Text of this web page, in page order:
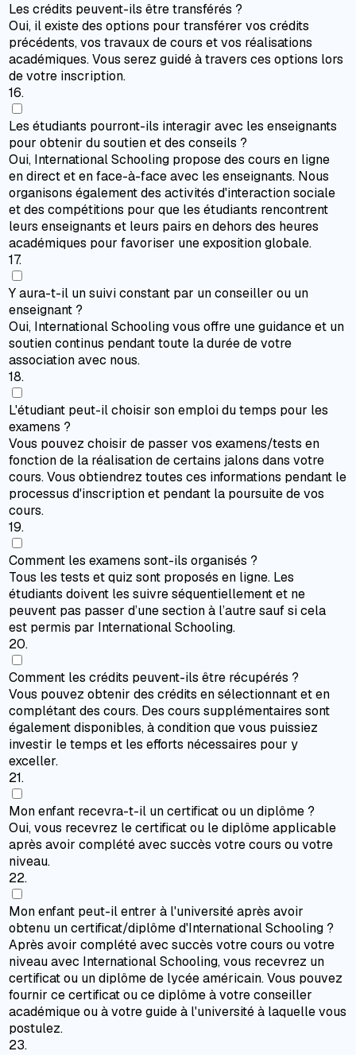
Les crédits peuvent-ils être transférés ?
Oui, il existe des options pour transférer vos crédits
précédents, vos travaux de cours et vos réalisations
académiques. Vous serez guidé à travers ces options lors
de votre inscription.
16.
Les étudiants pourront-ils interagir avec les enseignants
pour obtenir du soutien et des conseils ?
Oui, International Schooling propose des cours en ligne
en direct et en face-à-face avec les enseignants. Nous
organisons également des activités d'interaction sociale
et des compétitions pour que les étudiants rencontrent
leurs enseignants et leurs pairs en dehors des heures
académiques pour favoriser une exposition globale.
17.
Y aura-t-il un suivi constant par un conseiller ou un
enseignant ?
Oui, International Schooling vous offre une guidance et un
soutien continus pendant toute la durée de votre
association avec nous.
18.
L'étudiant peut-il choisir son emploi du temps pour les
examens ?
Vous pouvez choisir de passer vos examens/tests en
fonction de la réalisation de certains jalons dans votre
cours. Vous obtiendrez toutes ces informations pendant le
processus d'inscription et pendant la poursuite de vos
cours.
19.
Comment les examens sont-ils organisés ?
Tous les tests et quiz sont proposés en ligne. Les
étudiants doivent les suivre séquentiellement et ne
peuvent pas passer d’une section à l’autre sauf si cela
est permis par International Schooling.
20.
Comment les crédits peuvent-ils être récupérés ?
Vous pouvez obtenir des crédits en sélectionnant et en
complétant des cours. Des cours supplémentaires sont
également disponibles, à condition que vous puissiez
investir le temps et les efforts nécessaires pour y
exceller.
21.
Mon enfant recevra-t-il un certificat ou un diplôme ?
Oui, vous recevrez le certificat ou le diplôme applicable
après avoir complété avec succès votre cours ou votre
niveau.
22.
Mon enfant peut-il entrer à l'université après avoir
obtenu un certificat/diplôme d'International Schooling ?
Après avoir complété avec succès votre cours ou votre
niveau avec International Schooling, vous recevrez un
certificat ou un diplôme de lycée américain. Vous pouvez
fournir ce certificat ou ce diplôme à votre conseiller
académique ou à votre guide à l'université à laquelle vous
postulez.
23.